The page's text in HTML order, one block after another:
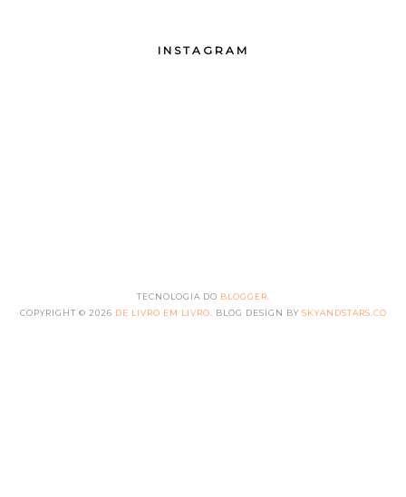
INSTAGRAM
TECNOLOGIA DO BLOGGER.
COPYRIGHT © 2026 DE LIVRO EM LIVRO. BLOG DESIGN BY SKYANDSTARS.CO